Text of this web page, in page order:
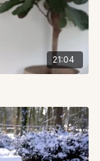
21:04